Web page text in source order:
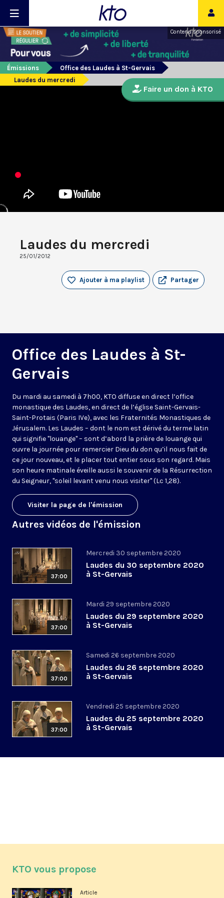
Contenu sponsorisé
Émissions
Office des Laudes à St-Gervais
Laudes du mercredi
Laudes du mercredi
25/01/2012
Partager
Ajouter à ma playlist
Office des Laudes à St-
Gervais
Du mardi au samedi à 7h00, KTO diffuse en direct l’office
monastique des Laudes, en direct de l’église Saint-Gervais-
Saint-Protais (Paris IVe), avec les Fraternités Monastiques de
Jérusalem. Les Laudes – dont le nom est dérivé du terme latin
qui signifie "louange" – sont d’abord la prière de louange qui
ouvre la journée pour remercier Dieu du don qu’il nous fait de
ce jour nouveau, et le placer tout entier sous son regard. Mais
son heure matinale éveille aussi le souvenir de la Résurrection
du Seigneur, "soleil levant venu nous visiter" (Lc 1,28).
Visiter la page de l'émission
Autres vidéos de l'émission
37:00
Mercredi 30 septembre 2020
Laudes du 30 septembre 2020
à St-Gervais
37:00
Mardi 29 septembre 2020
Laudes du 29 septembre 2020
à St-Gervais
37:00
Samedi 26 septembre 2020
Laudes du 26 septembre 2020
à St-Gervais
37:00
Vendredi 25 septembre 2020
Laudes du 25 septembre 2020
à St-Gervais
Faire un don à KTO
KTO vous propose
Article